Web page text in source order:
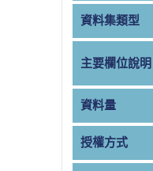
資料集類型
主要欄位說明
資料量
授權方式